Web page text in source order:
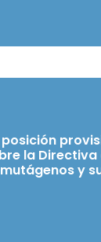
la Directiva
y